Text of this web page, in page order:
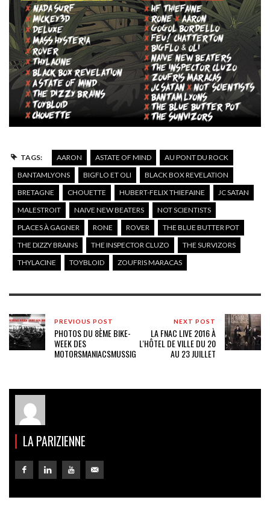
TAGS: AARON ASTATE OF MIND
AU PONT DU ROCK
BANTAMLYONS
BIGFLO ET OLI
BLACK BOX REVELATION
BRETAGNE
CHOUETTE HUBERT-FELIX THIEFAINE
JC SATAN
MALESTROIT
NAIVE NEW BEATERS
NOT SCIENTISTS
PLACES À GAGNER
RONE ROVER
THE BLUE BUTTER POT
THE DIZZY BRAINS
THE INSPECTOR CLUZO
THE SURVIZORS
THYLACINE
TOYBLOID ZOUFRIS MARACAS
PREVIOUS POST
PHOTOS DU 8ÈME BIKE-
WEEK DES
MOTORSMANIACSMUSSIG
NEXT POST
LA FNAC LIVE 2016 À
L'HÔTEL DE VILLE DU 20
AU 23 JUILLET
LA PARIZIENNE